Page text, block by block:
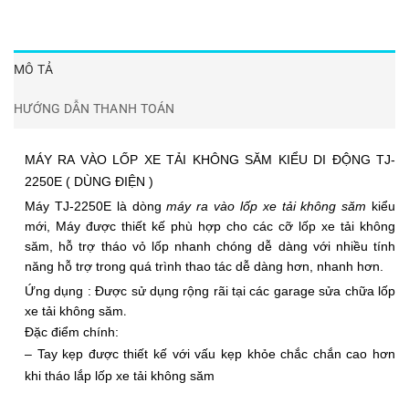
MÔ TẢ
HƯỚNG DẪN THANH TOÁN
MÁY RA VÀO LỐP XE TẢI KHÔNG SĂM KIỂU DI ĐỘNG TJ-
2250E ( DÙNG ĐIỆN )
Máy TJ-2250E là dòngmáy ra vào lốp xe tải không săm kiểu
mới, Máy được thiết kế phù hợp cho các cỡ lốp xe tải không
săm, hỗ trợ tháo vỏ lốp nhanh chóng dễ dàng với nhiều tính
năng hỗ trợ trong quá trình thao tác dễ dàng hơn, nhanh hơn.
Ứng dụng : Được sử dụng rộng rãi tại các garage sửa chữa lốp
xe tải không săm.
Đặc điểm chính:
– Tay kẹp được thiết kế với vấu kẹp khỏe chắc chắn cao hơn
khi tháo lắp lốp xe tải không săm